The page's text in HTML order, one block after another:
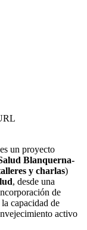
es un proyecto
Blanquerna-
y charlas)
, desde una
de
capacidad de
activo